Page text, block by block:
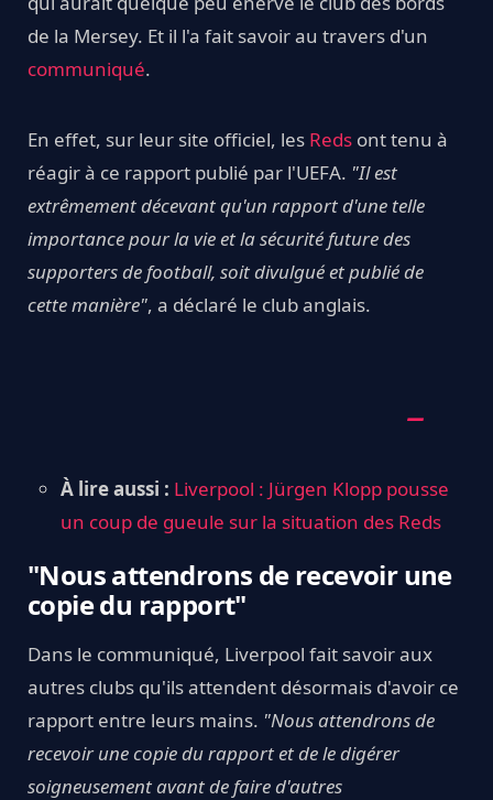
de la Mersey. Et il l'a fait savoir au travers d'un
communiqué.
En effet, sur leur site officiel, les Reds ont tenu à
réagir à ce rapport publié par l'UEFA. "Il est
extrêmement décevant qu'un rapport d'une telle
importance pour la vie et la sécurité future des
supporters de football, soit divulgué et publié de
cette manière", a déclaré le club anglais.
À lire aussi : Liverpool : Jürgen Klopp pousse
un coup de gueule sur la situation des Reds
"Nous attendrons de recevoir une
copie du rapport"
Dans le communiqué, Liverpool fait savoir aux
autres clubs qu'ils attendent désormais d'avoir ce
rapport entre leurs mains. "Nous attendrons de
recevoir une copie du rapport et de le digérer
soigneusement avant de faire d'autres